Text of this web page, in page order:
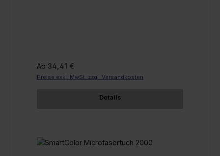
Regulärer Preis:
Ab 34,41 €
Preise exkl. MwSt. zzgl. Versandkosten
Details